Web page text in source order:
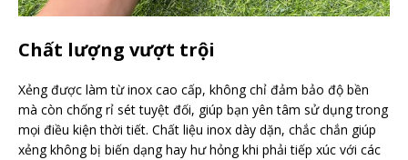
Chất lượng vượt trội
Xẻng được làm từ inox cao cấp, không chỉ đảm bảo độ bền
mà còn chống rỉ sét tuyệt đối, giúp bạn yên tâm sử dụng trong
mọi điều kiện thời tiết. Chất liệu inox dày dặn, chắc chắn giúp
xẻng không bị biến dạng hay hư hỏng khi phải tiếp xúc với các